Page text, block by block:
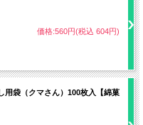
価格:560円(税込 604円)
用袋（クマさん）100枚入【綿菓